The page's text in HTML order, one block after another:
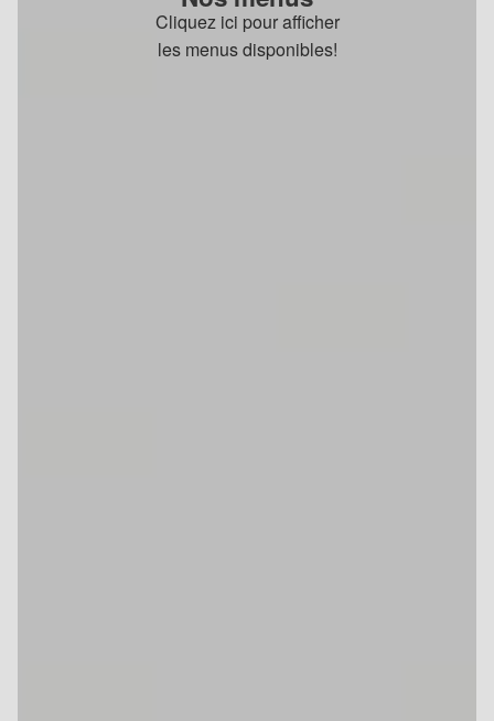
Cliquez ici pour afficher
les menus disponibles!